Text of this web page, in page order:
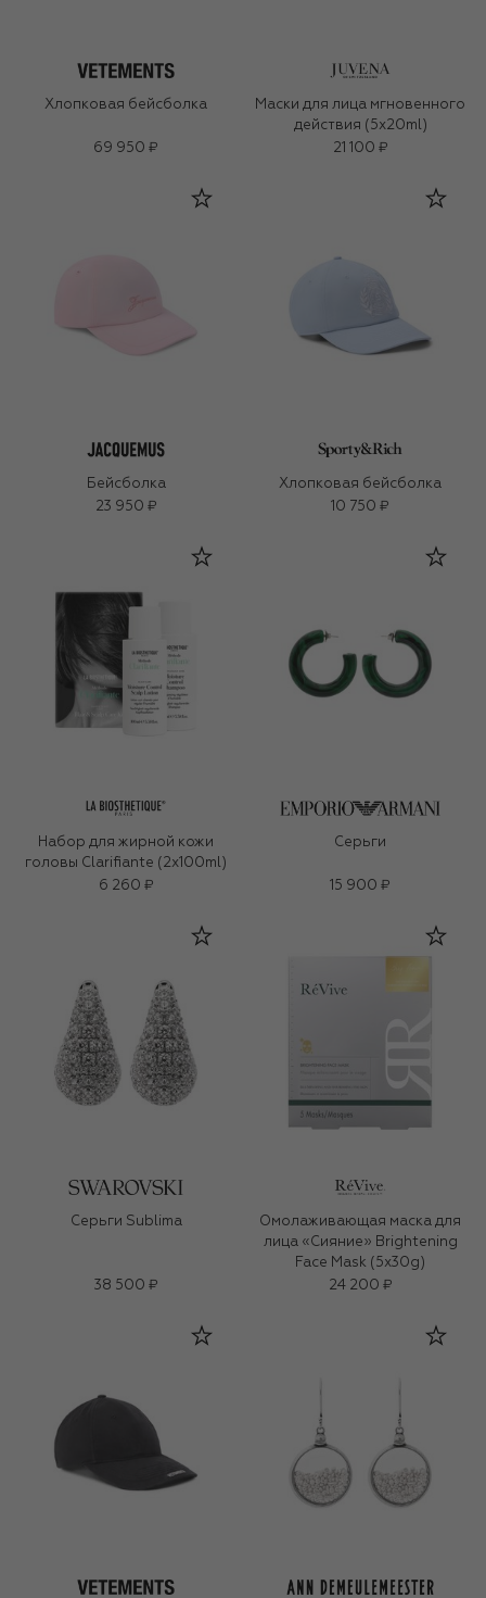
Хлопковая бейсболка
69 950 ₽
Маски для лица мгновенного
действия (5x20ml)
21 100 ₽
Бейсболка
23 950 ₽
Хлопковая бейсболка
10 750 ₽
Набор для жирной кожи
головы Clarifiante (2x100ml)
6 260 ₽
Серьги
15 900 ₽
Серьги Sublima
38 500 ₽
Омолаживающая маска для
лица «Сияние» Brightening
Face Mask (5х30g)
24 200 ₽